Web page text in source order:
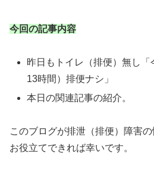
今回の記事内容
昨日もトイレ（排便）無し「
13時間）排便ナシ」
本日の関連記事の紹介。
このブログが排泄（排便）障害
お役立てできれば幸いです。